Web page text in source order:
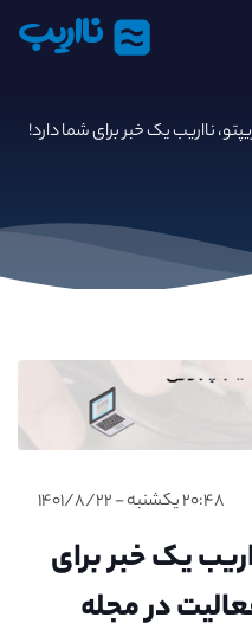
نااریب
نااریب یک خبر برای شما دارد!
۲۰:۴۸ یکشنبه - ۱۴۰۱/۸/۲۲
یک خبر برای
در مجله